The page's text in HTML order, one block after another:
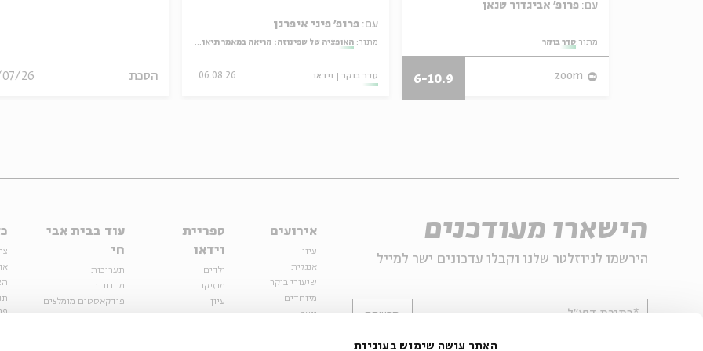
האתר עושה שימוש בעוגיות
הסכת 26
עם: פרופ' פיני איפרגן
מתוך: האופציה של שפינוזה: קריאה במאמר תיאולוגי־מדיני
סדר בוקר וידאו 06.08.26
עם:
מתוך:סדר בוקר
zoom
6-10.9
הישארו מעודכנים
הירשמו לניוזלטר שלנו וקבלו עדכונים ישר למייל
*כתובת דוא"ל הרשמה
אירועים
עיון
אנגלית
שיעורי בוקר
מיוחדים
נוער
ספריית
וידאו
ילדים
מוזיקה
עיון
עוד בבית אבי
חי
תערוכות
מיוחדים
פודקאסטים מומלצים